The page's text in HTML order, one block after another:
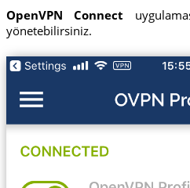
OpenVPN Connect
yönetebilirsiniz.